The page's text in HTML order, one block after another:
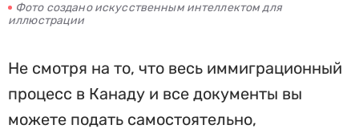
Фото создано искусственным интеллектом для
иллюстрации
Не смотря на то, что весь иммиграционный
процесс в Канаду и все документы вы
можете подать самостоятельно,